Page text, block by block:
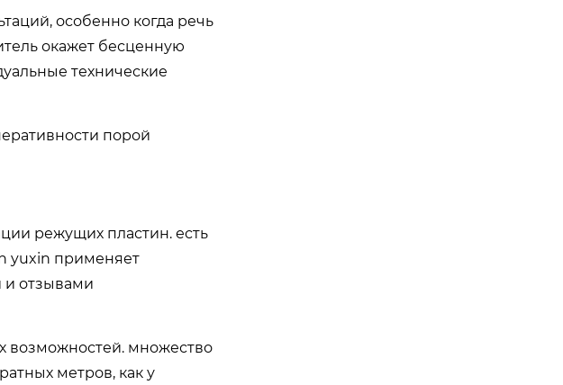
особенно когда речь
окажет бесценную
технические
порой
режущих пластин. есть
yuxin применяет
и отзывами
возможностей. множество
метров, как у